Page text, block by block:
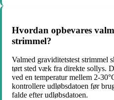
Hvordan opbevares
strimmel?
Valmed graviditetstest strimmel
tørt sted væk fra direkte sollys.
ved en temperatur mellem 2-
kontrollere udløbsdatoen før
falde efter udløbsdatoen.